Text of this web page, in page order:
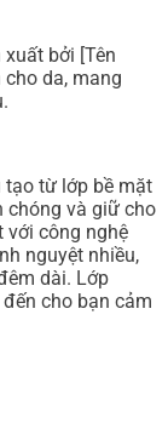
bởi [Tên
da, mang
tạo từ lớp bề mặt
chóng và giữ cho
với công nghệ
nguyệt nhiều,
dài. Lớp
cho bạn cảm